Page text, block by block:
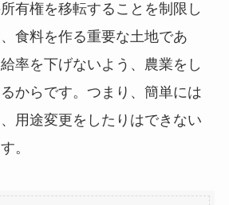
有権を移転することを制限し
食料を作る重要な土地であ
率を下げないよう、農業をし
からです。つまり、簡単には
用途変更をしたりはできない
。